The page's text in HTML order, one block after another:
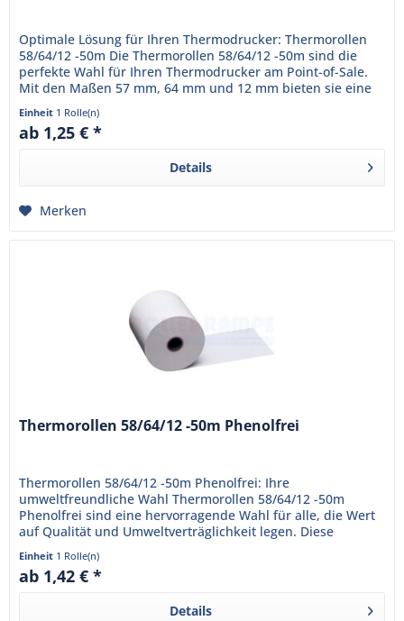
Optimale Lösung für Ihren Thermodrucker: Thermorollen
58/64/12 -50m Die Thermorollen 58/64/12 -50m sind die
perfekte Wahl für Ihren Thermodrucker am Point-of-Sale.
Mit den Maßen 57 mm, 64 mm und 12 mm bieten sie eine
Lauflänge von...
Einheit 1 Rolle(n)
ab 1,25 € *
Details
Merken
Thermorollen 58/64/12 -50m Phenolfrei
Thermorollen 58/64/12 -50m Phenolfrei: Ihre
umweltfreundliche Wahl Thermorollen 58/64/12 -50m
Phenolfrei sind eine hervorragende Wahl für alle, die Wert
auf Qualität und Umweltverträglichkeit legen. Diese
Thermorollen sind...
Einheit 1 Rolle(n)
ab 1,42 € *
Details